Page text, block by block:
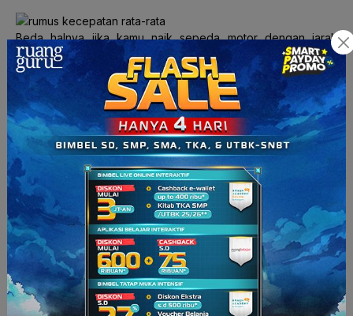
Beda halnya jika kamu naik sepeda motor dengan jarak
100km misalnya. Ditempuh dalam waktu 2 jam, kecepatan-
rata-rata motor yang kamu naiki 50km/jam. Tapi yakin deh,
kecepatan motor yang kamu naikin nggak bakal tepat
50km/jam. Kalau ada macet kan berhenti tuh, nah dari
berhenti masa mau langsung gas ke 50km/jam? Bisa-bisa
jatuh lho.
(sumber: giphy.com)
Kecepatan yang akan dibahas kali ini ialah kecepatan sesaat.
Jika kamu naik motor, kecepatan sesaat ini ditunjukkan oleh
speedometer. Saat dari lampu merah ke lampu hijau, motor
akan bergerak perlahan dari 10km/jam bertambah hingga
50km/jam. Itulah yang disebut dengan kecepataan sesaat.
Apa sih kecepatan sesaat itu?
Kecepataan sesaat